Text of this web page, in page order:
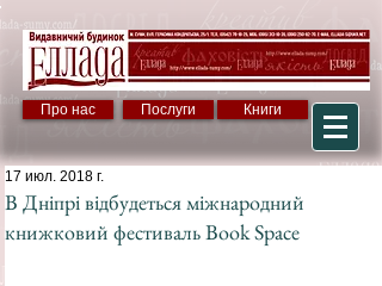
Про нас Послуги Книги
В Дніпрі відбудеться міжнародний
книжковий фестиваль Book Space
17 июл. 2018 г.